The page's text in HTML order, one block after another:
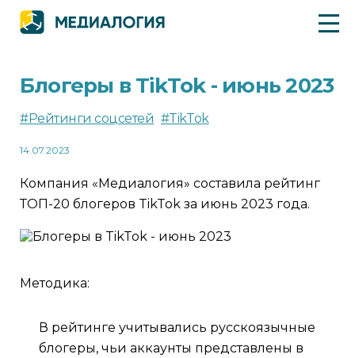
Блогеры в TikTok - июнь 2023
#Рейтинги соцсетей #TikTok
14.07.2023
Компания «Медиалогия» составила рейтинг
ТОП-20 блогеров TikTok за июнь 2023 года.
Методика:
В рейтинге учитывались русскоязычные
блогеры, чьи аккаунты представлены в